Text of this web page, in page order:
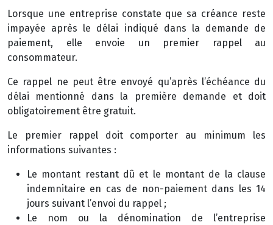
Lorsque une entreprise constate que sa créance reste
impayée après le délai indiqué dans la demande de
paiement, elle envoie un premier rappel au
consommateur.
Ce rappel ne peut être envoyé qu’après l’échéance du
délai mentionné dans la première demande et doit
obligatoirement être gratuit.
Le premier rappel doit comporter au minimum les
informations suivantes :
Le montant restant dû et le montant de la clause
indemnitaire en cas de non-paiement dans les 14
jours suivant l’envoi du rappel ;
Le nom ou la dénomination de l’entreprise